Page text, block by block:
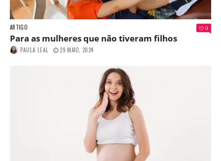
ARTIGO 0
Para as mulheres que não tiveram filhos
PAULA LEAL 29 MAIO, 2024